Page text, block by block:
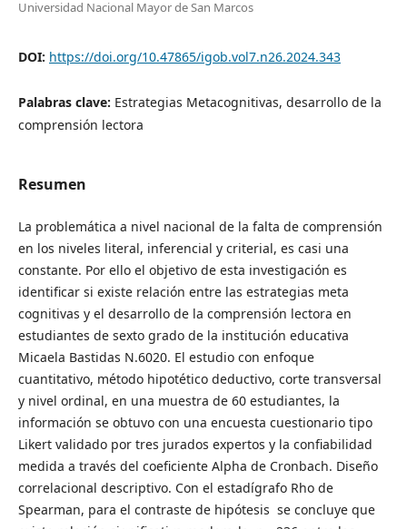
Universidad Nacional Mayor de San Marcos
DOI: https://doi.org/10.47865/igob.vol7.n26.2024.343
Palabras clave: Estrategias Metacognitivas, desarrollo de la
comprensión lectora
Resumen
La problemática a nivel nacional de la falta de comprensión
en los niveles literal, inferencial y criterial, es casi una
constante. Por ello el objetivo de esta investigación es
identificar si existe relación entre las estrategias meta
cognitivas y el desarrollo de la comprensión lectora en
estudiantes de sexto grado de la institución educativa
Micaela Bastidas N.6020. El estudio con enfoque
cuantitativo, método hipotético deductivo, corte transversal
y nivel ordinal, en una muestra de 60 estudiantes, la
información se obtuvo con una encuesta cuestionario tipo
Likert validado por tres jurados expertos y la confiabilidad
medida a través del coeficiente Alpha de Cronbach. Diseño
correlacional descriptivo. Con el estadígrafo Rho de
Spearman, para el contraste de hipótesis se concluye que